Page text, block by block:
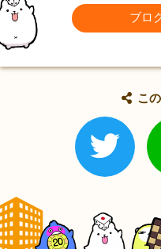
ブロ
こ